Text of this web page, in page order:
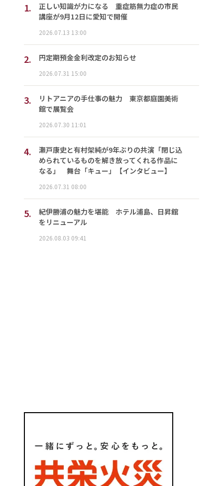
1.
正しい知識が力になる 重症筋無力症の市民
講座が9月12日に愛知で開催
2026.07.13 13:00
2. 円定期預金金利改定のお知らせ
2026.07.31 15:00
3.
リトアニアの手仕事の魅力 東京都庭園美術
館で展覧会
2026.07.30 11:01
4.
瀬戸康史と有村架純が9年ぶりの共演「閉じ込
められているものを解き放ってくれる作品に
なる」 舞台「キュー」【インタビュー】
2026.07.31 08:00
5.
紀伊勝浦の魅力を堪能 ホテル浦島、日昇館
をリニューアル
2026.08.03 09:41